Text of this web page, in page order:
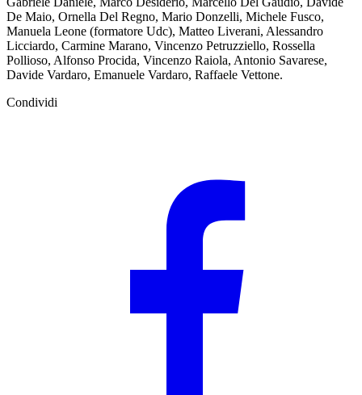
De Maio, Ornella Del Regno, Mario Donzelli, Michele Fusco,
Manuela Leone (formatore Udc), Matteo Liverani, Alessandro
Licciardo, Carmine Marano, Vincenzo Petruzziello, Rossella
Pollioso, Alfonso Procida, Vincenzo Raiola, Antonio Savarese,
Davide Vardaro, Emanuele Vardaro, Raffaele Vettone.
Condividi